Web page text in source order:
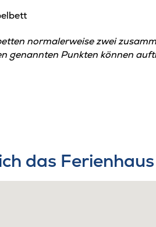
normalerweise zwei
genannten Punkten können
das Ferienhaus